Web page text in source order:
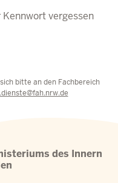
Kennwort vergessen
bitte an den Fachbereich
des Innern